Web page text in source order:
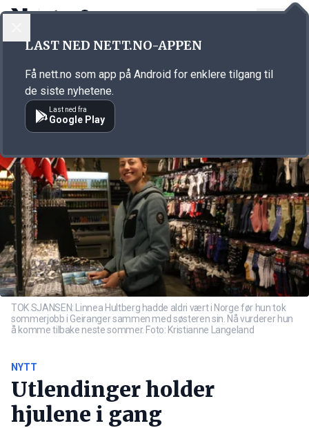
Annonsørinnhold
TOK SJANSEN: Linnea Hultberg hadde aldri vært i Norge før hun tok
sommerjobb i Geiranger sammen med søsteren sin. Nå vurderer hun
å komme tilbake neste sommer. Foto: Kristianne Langeland
NYTT
Utlendinger holder
hjulene i gang
LAST NED NETT.NO-APPEN
Få nett.no som app på Android for enklere tilgang til
de siste nyhetene.
Last ned fra
Google Play